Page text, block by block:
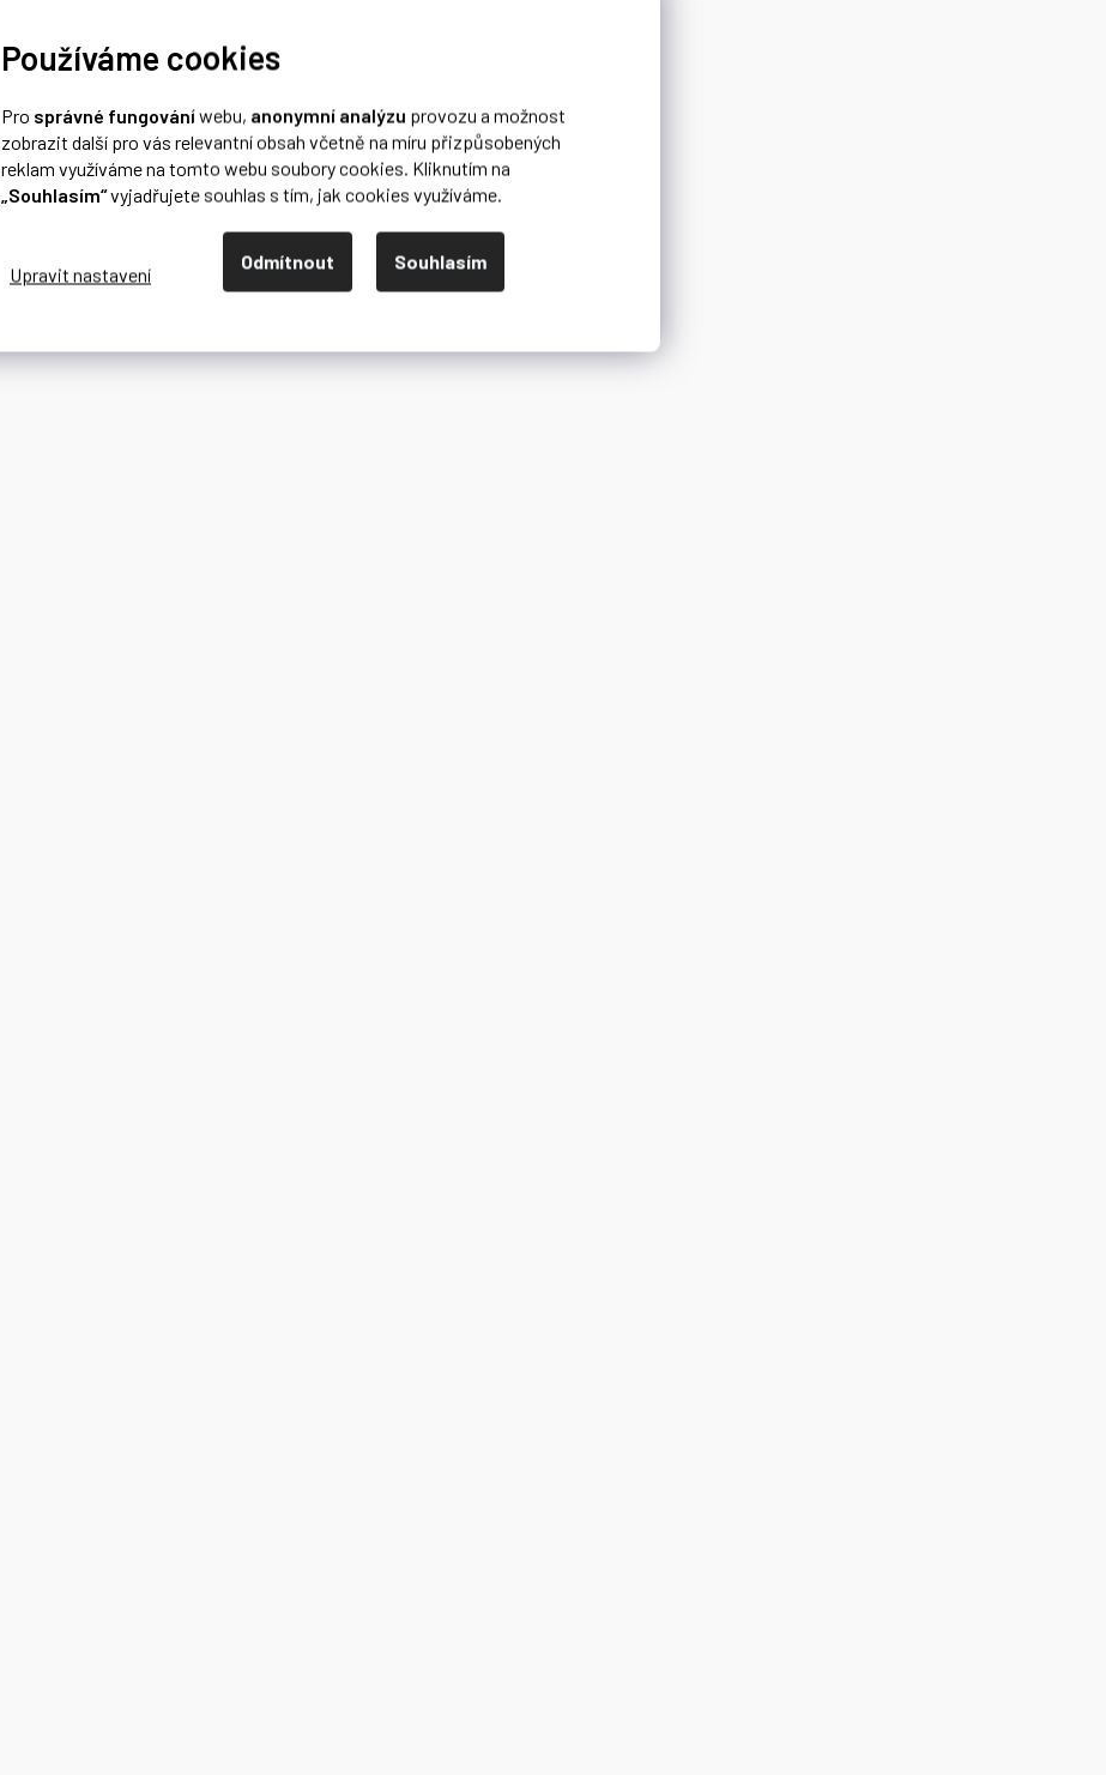
Používáme cookies
Pro správné fungováníwebu, anonymní analýzu provozu a možnost
zobrazit další pro vás relevantní obsah včetně na míru přizpůsobených
reklam využíváme na tomto webu soubory cookies. Kliknutím na
„Souhlasím“vyjadřujete souhlas s tím, jak cookies využíváme.
Odmítnout Souhlasím